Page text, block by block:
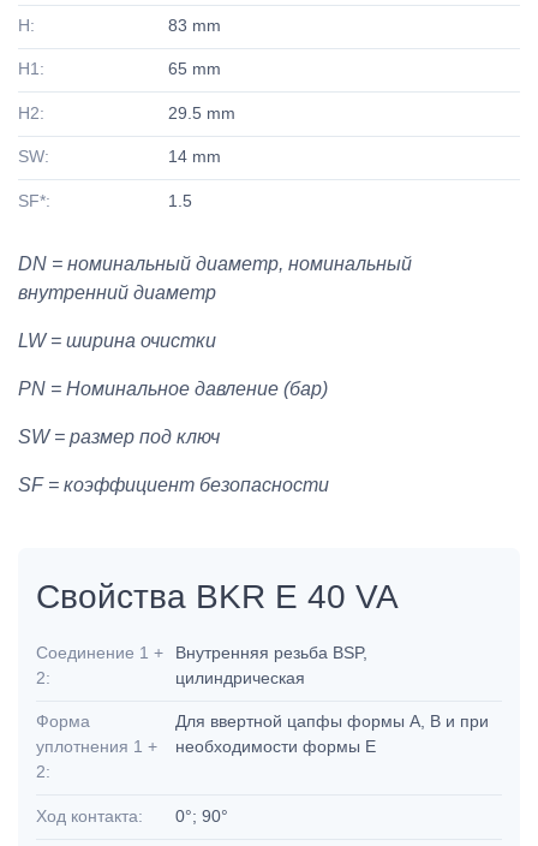
H: 83 mm
H1: 65 mm
H2: 29.5 mm
SW: 14 mm
SF*: 1.5
DN = номинальный диаметр, номинальный
внутренний диаметр
LW = ширина очистки
PN = Номинальное давление (бар)
SW = размер под ключ
SF = коэффициент безопасности
Свойства BKR E 40 VA
Соединение 1 +
2:
Внутренняя резьба BSP,
цилиндрическая
Форма
уплотнения 1 +
2:
Для ввертной цапфы формы A, B и при
необходимости формы E
Ход контакта: 0°; 90°